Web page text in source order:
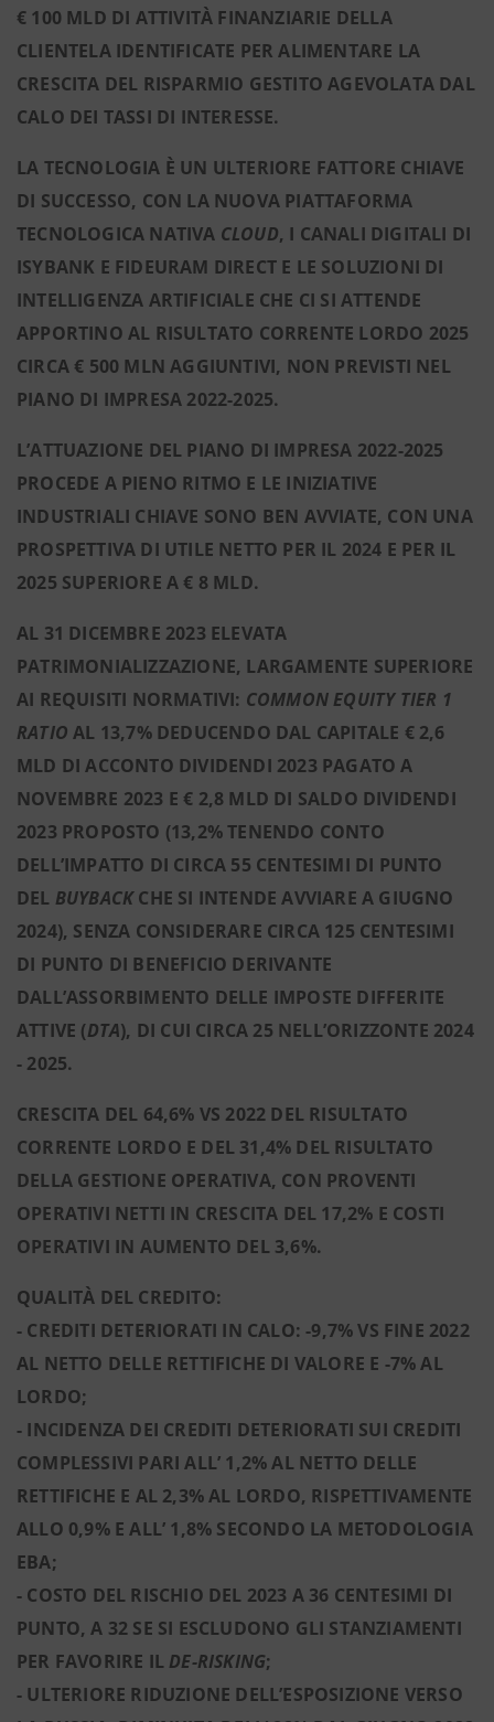
€ 100 MLD DI ATTIVITÀ FINANZIARIE DELLA
CLIENTELA IDENTIFICATE PER ALIMENTARE LA
CRESCITA DEL RISPARMIO GESTITO AGEVOLATA DAL
CALO DEI TASSI DI INTERESSE.
LA TECNOLOGIA È UN ULTERIORE FATTORE CHIAVE
DI SUCCESSO, CON LA NUOVA PIATTAFORMA
TECNOLOGICA NATIVA CLOUD, I CANALI DIGITALI DI
ISYBANK E FIDEURAM DIRECT E LE SOLUZIONI DI
INTELLIGENZA ARTIFICIALE CHE CI SI ATTENDE
APPORTINO AL RISULTATO CORRENTE LORDO 2025
CIRCA € 500 MLN AGGIUNTIVI, NON PREVISTI NEL
PIANO DI IMPRESA 2022-2025.
L’ATTUAZIONE DEL PIANO DI IMPRESA 2022-2025
PROCEDE A PIENO RITMO E LE INIZIATIVE
INDUSTRIALI CHIAVE SONO BEN AVVIATE, CON UNA
PROSPETTIVA DI UTILE NETTO PER IL 2024 E PER IL
2025 SUPERIORE A € 8 MLD.
AL 31 DICEMBRE 2023 ELEVATA
PATRIMONIALIZZAZIONE, LARGAMENTE SUPERIORE
AI REQUISITI NORMATIVI: COMMON EQUITY TIER 1
RATIO AL 13,7% DEDUCENDO DAL CAPITALE € 2,6
MLD DI ACCONTO DIVIDENDI 2023 PAGATO A
NOVEMBRE 2023 E € 2,8 MLD DI SALDO DIVIDENDI
2023 PROPOSTO (13,2% TENENDO CONTO
DELL’IMPATTO DI CIRCA 55 CENTESIMI DI PUNTO
DEL BUYBACKCHE SI INTENDE AVVIARE A GIUGNO
2024), SENZA CONSIDERARE CIRCA 125 CENTESIMI
DI PUNTO DI BENEFICIO DERIVANTE
DALL’ASSORBIMENTO DELLE IMPOSTE DIFFERITE
ATTIVE (DTA), DI CUI CIRCA 25 NELL’ORIZZONTE 2024
- 2025.
CRESCITA DEL 64,6% VS 2022 DEL RISULTATO
CORRENTE LORDO E DEL 31,4% DEL RISULTATO
DELLA GESTIONE OPERATIVA, CON PROVENTI
OPERATIVI NETTI IN CRESCITA DEL 17,2% E COSTI
OPERATIVI IN AUMENTO DEL 3,6%.
QUALITÀ DEL CREDITO:
- CREDITI DETERIORATI IN CALO: -9,7% VS FINE 2022
AL NETTO DELLE RETTIFICHE DI VALORE E -7% AL
LORDO;
- INCIDENZA DEI CREDITI DETERIORATI SUI CREDITI
COMPLESSIVI PARI ALL’ 1,2% AL NETTO DELLE
RETTIFICHE E AL 2,3% AL LORDO, RISPETTIVAMENTE
ALLO 0,9% E ALL’ 1,8% SECONDO LA METODOLOGIA
EBA;
- COSTO DEL RISCHIO DEL 2023 A 36 CENTESIMI DI
PUNTO, A 32 SE SI ESCLUDONO GLI STANZIAMENTI
PER FAVORIRE IL DE-RISKING;
- ULTERIORE RIDUZIONE DELL’ESPOSIZIONE VERSO